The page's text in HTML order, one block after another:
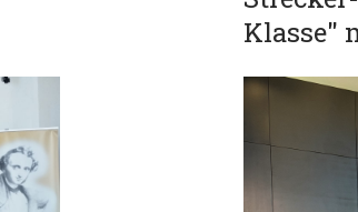
Klasse"